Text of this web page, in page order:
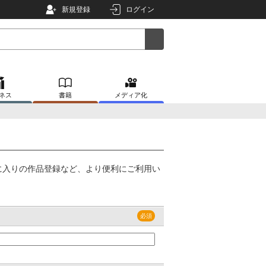
新規登録 ログイン
ス 書籍 メディア化
りの作品登録など、より便利にご利用い